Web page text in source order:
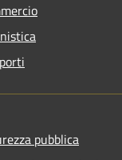
pubblica